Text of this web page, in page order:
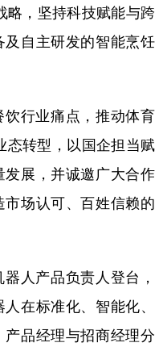
福建 江西
海南 重庆
黑龙江
略，坚持科技赋能与跨
自主研发的智能烹饪
行业痛点，推动体育
态转型，以国企担当赋
展，并诚邀广大合作
场认可、百姓信赖的
人产品负责人登台，
在标准化、智能化、
品经理与招商经理分